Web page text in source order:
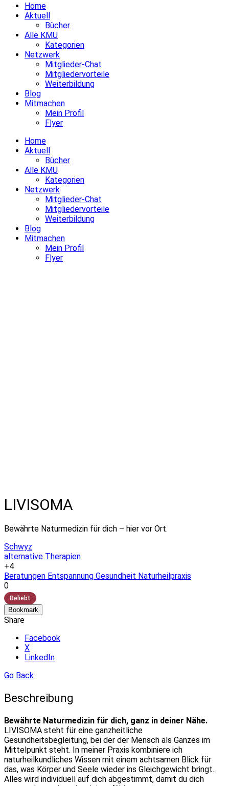
Home
Aktuell
Bücher
Alle KMU
Kategorien
Netzwerk
Mitglieder-Chat
Mitgliedervorteile
Weiterbildung
Blog
Mitmachen
Mein Profil
Flyer
Home
Aktuell
Bücher
Alle KMU
Kategorien
Netzwerk
Mitglieder-Chat
Mitgliedervorteile
Weiterbildung
Blog
Mitmachen
Mein Profil
Flyer
LIVISOMA
Bewährte Naturmedizin für dich – hier vor Ort.
Schwyz
alternative Therapien
+4
Beratungen Entspannung Gesundheit Naturheilpraxis
0
Beliebt
Bookmark
Share
Facebook
X
LinkedIn
Go Back
Beschreibung
Bewährte Naturmedizin für dich, ganz in deiner Nähe.
LIVISOMA steht für eine ganzheitliche
Gesundheitsbegleitung, bei der der Mensch als Ganzes im
Mittelpunkt steht. In meiner Praxis kombiniere ich
naturheilkundliches Wissen mit einem achtsamen Blick für
das, was Körper und Seele wieder ins Gleichgewicht bringt.
Alles wird individuell auf dich abgestimmt, damit du dich